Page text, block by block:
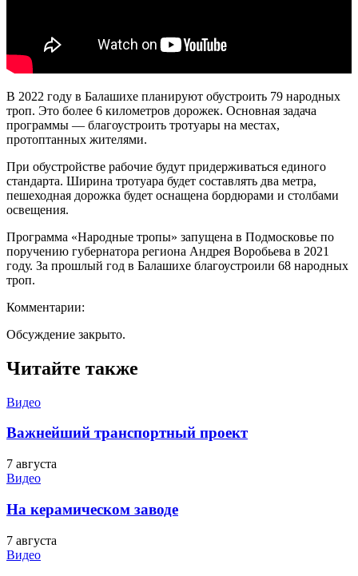
В 2022 году в Балашихе планируют обустроить 79 народных
троп. Это более 6 километров дорожек. Основная задача
программы — благоустроить тротуары на местах,
протоптанных жителями.
При обустройстве рабочие будут придерживаться единого
стандарта. Ширина тротуара будет составлять два метра,
пешеходная дорожка будет оснащена бордюрами и столбами
освещения.
Программа «Народные тропы» запущена в Подмосковье по
поручению губернатора региона Андрея Воробьева в 2021
году. За прошлый год в Балашихе благоустроили 68 народных
троп.
Комментарии:
Обсуждение закрыто.
Читайте также
Видео
Важнейший транспортный проект
7 августа
Видео
На керамическом заводе
7 августа
Видео